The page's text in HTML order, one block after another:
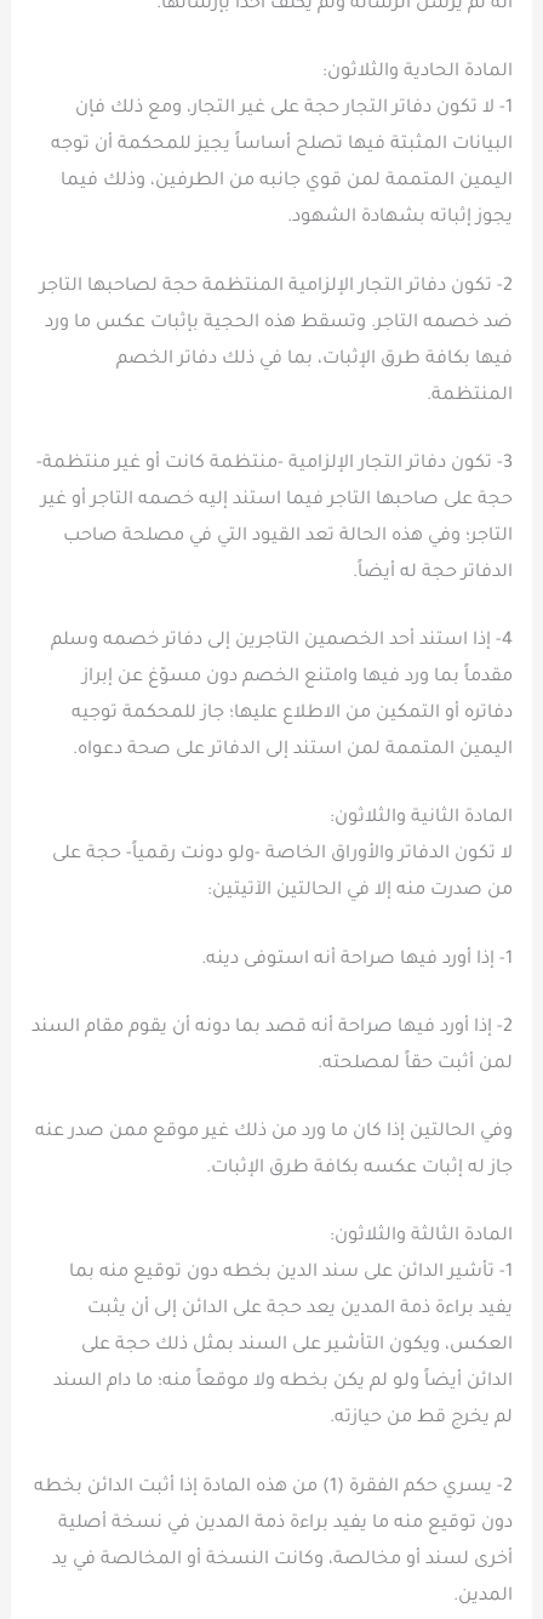
أنه لم يرسل الرسالة ولم يكلف أحداً بإرسالها.
المادة الحادية والثلاثون:
1- لا تكون دفاتر التجار حجة على غير التجار، ومع ذلك فإن
البيانات المثبتة فيها تصلح أساساً يجيز للمحكمة أن توجه
اليمين المتممة لمن قوي جانبه من الطرفين، وذلك فيما
يجوز إثباته بشهادة الشهود.
2- تكون دفاتر التجار الإلزامية المنتظمة حجة لصاحبها التاجر
ضد خصمه التاجر. وتسقط هذه الحجية بإثبات عكس ما ورد
فيها بكافة طرق الإثبات، بما في ذلك دفاتر الخصم
المنتظمة.
3- تكون دفاتر التجار الإلزامية -منتظمة كانت أو غير منتظمة-
حجة على صاحبها التاجر فيما استند إليه خصمه التاجر أو غير
التاجر؛ وفي هذه الحالة تعد القيود التي في مصلحة صاحب
الدفاتر حجة له أيضاً.
4- إذا استند أحد الخصمين التاجرين إلى دفاتر خصمه وسلم
مقدماً بما ورد فيها وامتنع الخصم دون مسوّغ عن إبراز
دفاتره أو التمكين من الاطلاع عليها؛ جاز للمحكمة توجيه
اليمين المتممة لمن استند إلى الدفاتر على صحة دعواه.
المادة الثانية والثلاثون:
لا تكون الدفاتر والأوراق الخاصة -ولو دونت رقمياً- حجة على
من صدرت منه إلا في الحالتين الآتيتين:
1- إذا أورد فيها صراحة أنه استوفى دينه.
2- إذا أورد فيها صراحة أنه قصد بما دونه أن يقوم مقام السند
لمن أثبت حقاً لمصلحته.
وفي الحالتين إذا كان ما ورد من ذلك غير موقع ممن صدر عنه
جاز له إثبات عكسه بكافة طرق الإثبات.
المادة الثالثة والثلاثون:
1- تأشير الدائن على سند الدين بخطه دون توقيع منه بما
يفيد براءة ذمة المدين يعد حجة على الدائن إلى أن يثبت
العكس، ويكون التأشير على السند بمثل ذلك حجة على
الدائن أيضاً ولو لم يكن بخطه ولا موقعاً منه؛ ما دام السند
لم يخرج قط من حيازته.
2- يسري حكم الفقرة (1) من هذه المادة إذا أثبت الدائن بخطه
دون توقيع منه ما يفيد براءة ذمة المدين في نسخة أصلية
أخرى لسند أو مخالصة، وكانت النسخة أو المخالصة في يد
المدين.